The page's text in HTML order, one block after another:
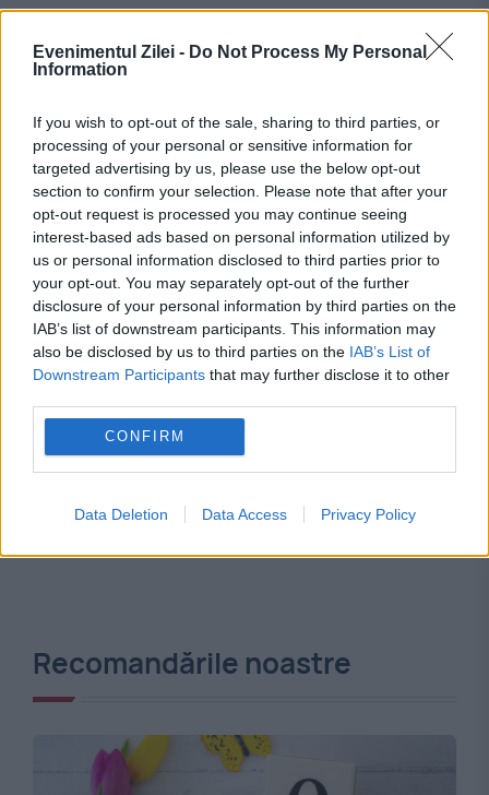
Evenimentul Zilei - Do Not Process My Personal
Information
If you wish to opt-out of the sale, sharing to third parties, or
processing of your personal or sensitive information for
targeted advertising by us, please use the below opt-out
section to confirm your selection. Please note that after your
opt-out request is processed you may continue seeing
interest-based ads based on personal information utilized by
us or personal information disclosed to third parties prior to
your opt-out. You may separately opt-out of the further
disclosure of your personal information by third parties on the
IAB’s list of downstream participants. This information may
also be disclosed by us to third parties on the IAB’s List of
Downstream Participants that may further disclose it to other
CONFIRM
Data Deletion Data Access Privacy Policy
2026. Lista stațiilor cu cele mai mici
dorinte echinoctiu
Recomandările noastre